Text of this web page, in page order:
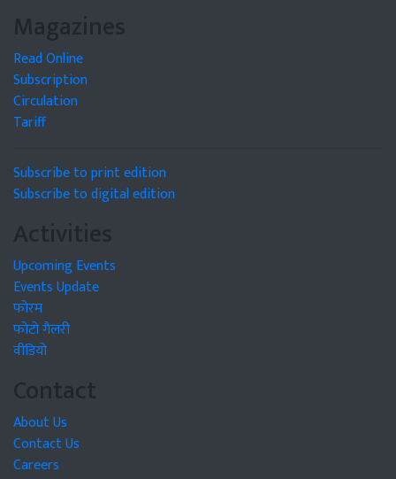
Magazines
Read Online
Subscription
Circulation
Tariff
Subscribe to print edition
Subscribe to digital edition
Activities
Upcoming Events
Events Update
फोरम
फोटो गैलरी
वीडियो
Contact
About Us
Contact Us
Careers